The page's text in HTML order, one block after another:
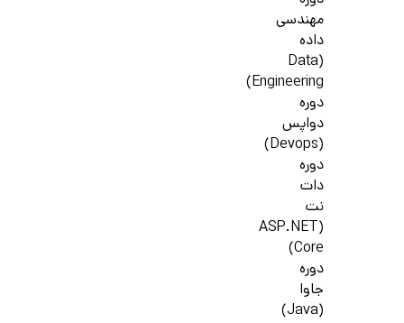
مهندسی
داده
(Data
Engineering)
دوره
دواپس
(Devops)
دوره
دات
نت
(ASP.NET
Core)
دوره
جاوا
(Java)